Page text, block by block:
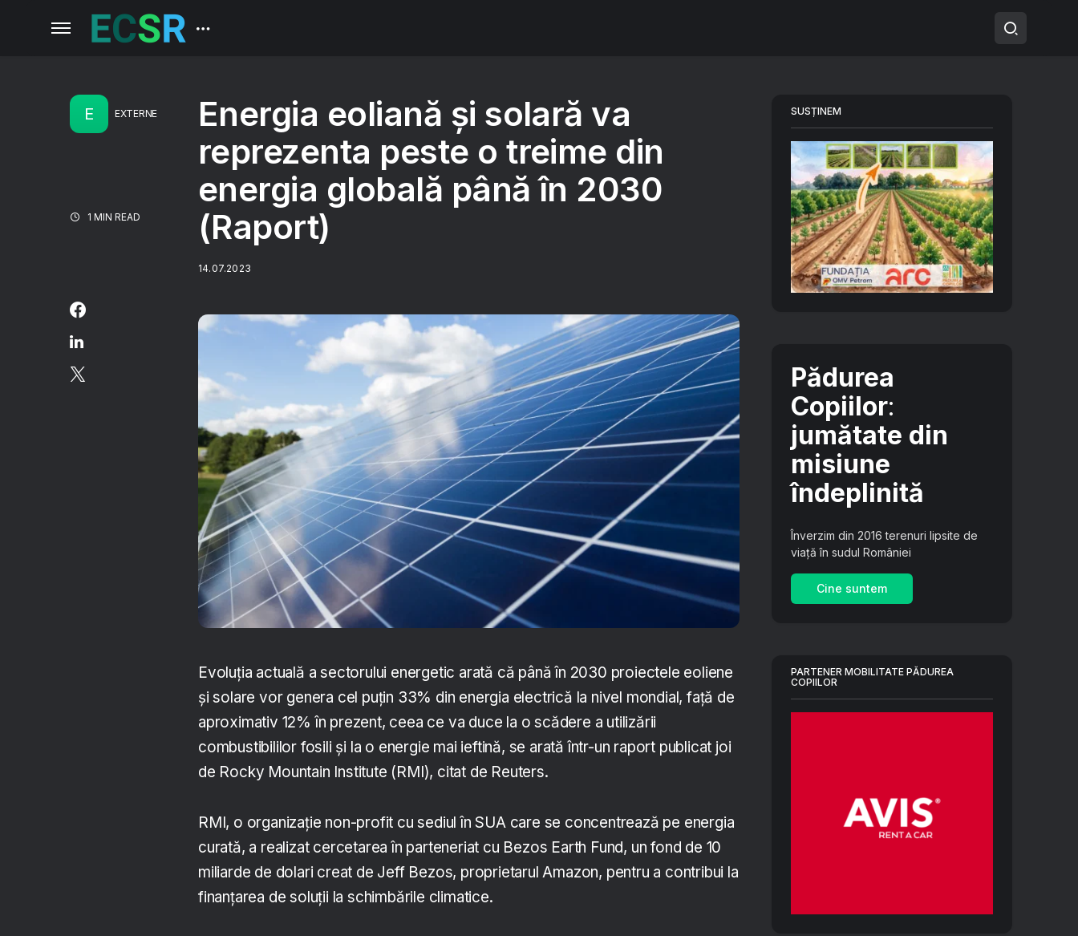
E EXTERNE
1 MIN READ
Energia eoliană și solară va
reprezenta peste o treime din
energia globală până în 2030
(Raport)
14.07.2023
Evoluția actuală a sectorului energetic arată că până în 2030 proiectele eoliene
și solare vor genera cel puțin 33% din energia electrică la nivel mondial, față de
aproximativ 12% în prezent, ceea ce va duce la o scădere a utilizării
combustibililor fosili și la o energie mai ieftină, se arată într-un raport publicat joi
de Rocky Mountain Institute (RMI), citat de Reuters.
RMI, o organizație non-profit cu sediul în SUA care se concentrează pe energia
curată, a realizat cercetarea în parteneriat cu Bezos Earth Fund, un fond de 10
miliarde de dolari creat de Jeff Bezos, proprietarul Amazon, pentru a contribui la
finanțarea de soluții la schimbările climatice.
SUSȚINEM
Pădurea
Copiilor:
jumătate din
misiune
îndeplinită
Înverzim din 2016 terenuri lipsite de
viață în sudul României
Cine suntem
PARTENER MOBILITATE PĂDUREA
COPIILOR